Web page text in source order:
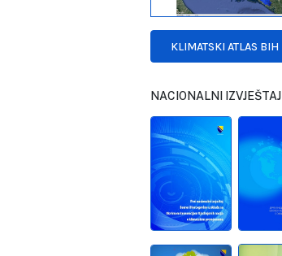
KLIMATSKI ATLAS BIH
NACIONALNI IZVJEŠTAJI